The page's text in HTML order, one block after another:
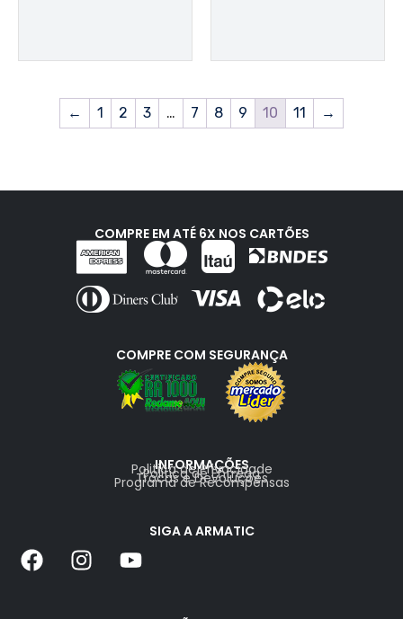
← 1 2 3 … 7 8 9 10 11 →
COMPRE EM ATÉ 6X NOS CARTÕES
COMPRE COM SEGURANÇA
INFORMAÇÕES
Politica de Privacidade
Politica de Entrega
Trocas e Devoluções
Programa de Recompensas
SIGA A ARMATIC